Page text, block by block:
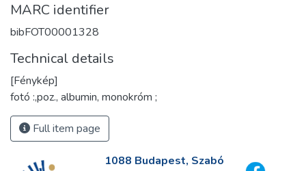
MARC identifier
bibFOT00001328
Technical details
[Fénykép]
fotó :,poz., albumin, monokróm ;
Full item page
1088 Budapest, Szabó